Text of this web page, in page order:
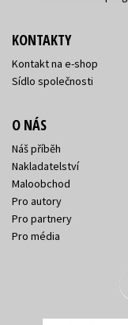
KONTAKTY
Kontakt na e-shop
Sídlo společnosti
O NÁS
Náš příběh
Nakladatelství
Maloobchod
Pro autory
Pro partnery
Pro média